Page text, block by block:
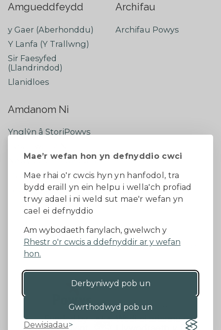
Mae’r wefan hon yn defnyddio cwci
Mae rhai o'r cwcis hyn yn hanfodol, tra
bydd eraill yn ein helpu i wella'ch profiad
trwy adael i ni weld sut mae'r wefan yn
cael ei defnyddio
Am wybodaeth fanylach, gwelwch y
Rhestr o'r cwcis a ddefnyddir ar y wefan
hon.
Derbyniwyd pob un
Gwrthodwyd pob un
Dewisiadau
Amgueddfeydd
y Gaer (Aberhonddu)
Y Lanfa (Y Trallwng)
Sir Faesyfed
(Llandrindod)
Llanidloes
Archifau
Archifau Powys
Amdanom Ni
Ynglŷn â StoriPowys
Newyddion Diweddaraf
Dywedwch eich barn
Facebook
Datganiad Hygyrchedd
Diogelu Data a Phreifatrwydd
Telerau ac amodau
©2026 - Cyngor Sir Powys